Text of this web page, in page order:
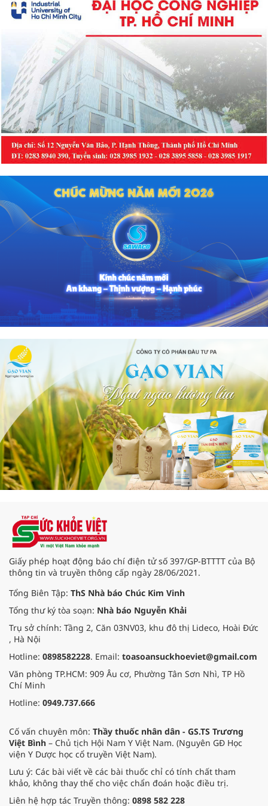
nghề thuộc khối ngành sức khỏe
tại khu vực phía Nam.
Giấy phép hoạt động báo chí điện tử số 397/GP-BTTTT của Bộ
thông tin và truyền thông cấp ngày 28/06/2021.
Tổng Biên Tập: ThS Nhà báo Chúc Kim Vinh
Tổng thư ký tòa soạn: Nhà báo Nguyễn Khải
Trụ sở chính: Tầng 2, Căn 03NV03, khu đô thị Lideco, Hoài Đức
, Hà Nội
Hotline: 0898582228. Email: toasoansuckhoeviet@gmail.com
Văn phòng TP.HCM: 909 Âu cơ, Phường Tân Sơn Nhì, TP Hồ
Chí Minh
Hotline: 0949.737.666
Cố vấn chuyên môn: Thầy thuốc nhân dân - GS.TS Trương
Việt Bình – Chủ tịch Hội Nam Y Việt Nam. (Nguyên GĐ Học
viện Y Dược học cổ truyền Việt Nam).
Lưu ý: Các bài viết về các bài thuốc chỉ có tính chất tham
khảo, không thay thế cho việc chẩn đoán hoặc điều trị.
Liên hệ hợp tác Truyền thông: 0898 582 228